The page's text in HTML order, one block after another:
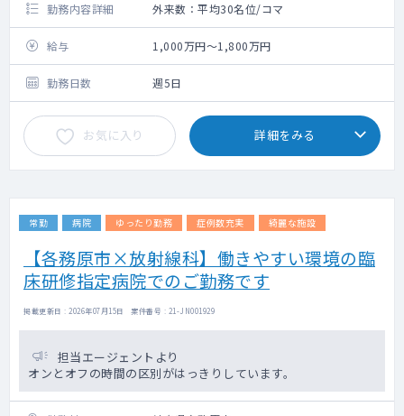
勤務内容詳細 外来数：平均30名位/コマ
給与 1,000万円～1,800万円
勤務日数 週5日
お気に入り 詳細をみる
常勤 病院 ゆったり勤務 症例数充実 綺麗な施設
【各務原市×放射線科】働きやすい環境の臨
床研修指定病院でのご勤務です
掲載更新日 : 2026年07月15日 案件番号 : 21-JN001929
担当エージェントより
オンとオフの時間の区別がはっきりしています。